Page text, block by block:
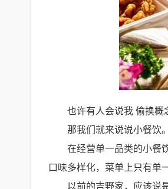
也许有人会说我 偷换概
那我们就来说说小餐饮。
在经营单一品类的小餐
口味多样化，菜单上只有单
以前的吉野家，应该说